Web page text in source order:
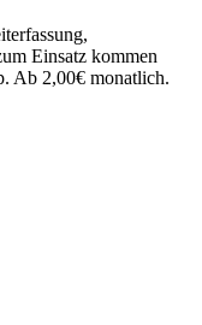
Einsatz kommen
Ab 2,00€ monatlich.